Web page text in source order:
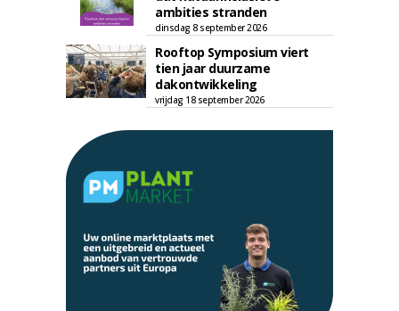
ambities stranden
dinsdag 8 september 2026
Rooftop Symposium viert
tien jaar duurzame
dakontwikkeling
vrijdag 18 september 2026